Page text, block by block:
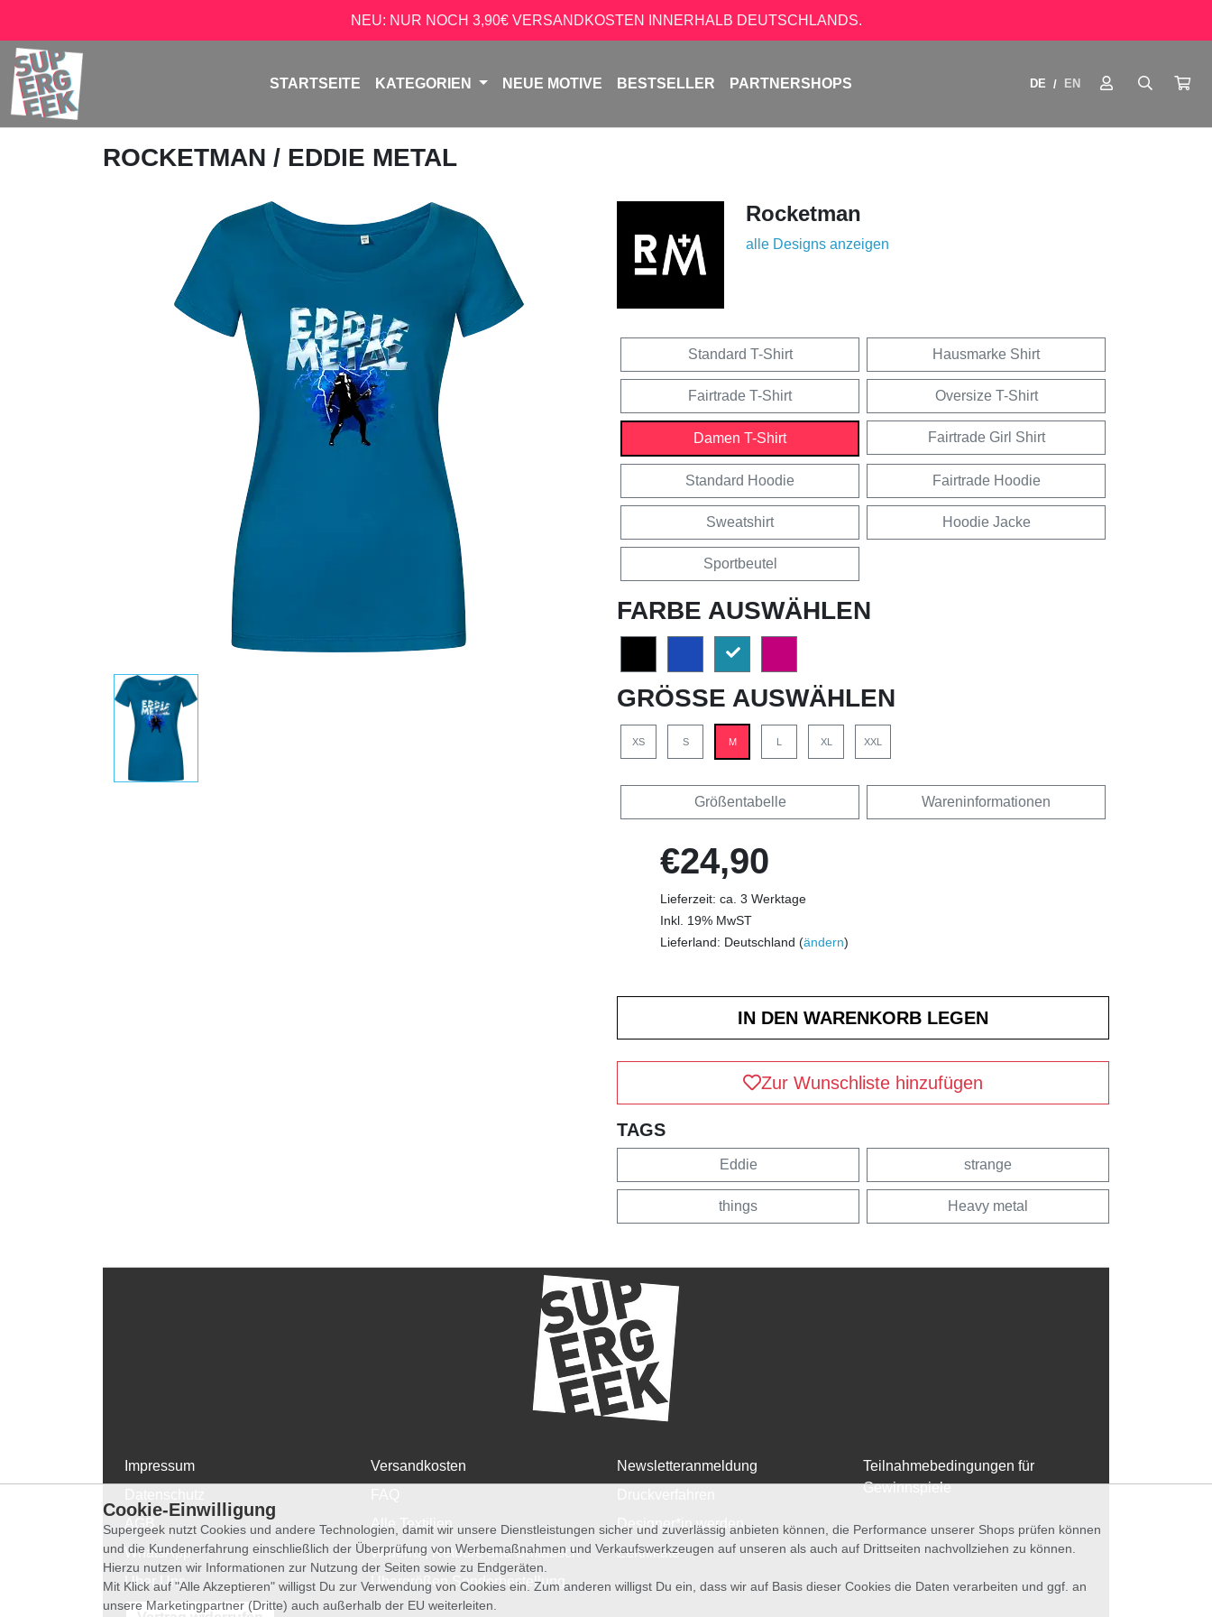
NEU: NUR NOCH 3,90€ VERSANDKOSTEN INNERHALB DEUTSCHLANDS.
STARTSEITE KATEGORIEN NEUE MOTIVE BESTSELLER PARTNERSHOPS DE / EN
ROCKETMAN / EDDIE METAL
Rocketman
alle Designs anzeigen
Standard T-Shirt Hausmarke Shirt
Fairtrade T-Shirt Oversize T-Shirt
Damen T-Shirt Fairtrade Girl Shirt
Standard Hoodie Fairtrade Hoodie
Sweatshirt Hoodie Jacke
Sportbeutel
FARBE AUSWÄHLEN
GRÖSSE AUSWÄHLEN
XS S M L XL XXL
Größentabelle Wareninformationen
€24,90
Lieferzeit: ca. 3 Werktage
Inkl. 19% MwST
Lieferland: Deutschland (ändern)
Zur Wunschliste hinzufügen
TAGS
Eddie strange
things Heavy metal
Impressum
WhatsApp
Über Uns
Versandkosten
Alle Textilien
Widerruf, Retoure und Umtausch
Übergrößen Sonderbestellung
Newsletteranmeldung
Designer*in werden
Zertifikate
Teilnahmebedingungen für
Gewinnspiele
Cookie-Einwilligung
Supergeek nutzt Cookies und andere Technologien, damit wir unsere Dienstleistungen sicher und zuverlässig anbieten können, die Performance unserer Shops prüfen können
und die Kundenerfahrung einschließlich der Überprüfung von Werbemaßnahmen und Verkaufswerkzeugen auf unseren als auch auf Drittseiten nachvollziehen zu können.
Hierzu nutzen wir Informationen zur Nutzung der Seiten sowie zu Endgeräten.
Mit Klick auf "Alle Akzeptieren" willigst Du zur Verwendung von Cookies ein. Zum anderen willigst Du ein, dass wir auf Basis dieser Cookies die Daten verarbeiten und ggf. an
unsere Marketingpartner (Dritte) auch außerhalb der EU weiterleiten.